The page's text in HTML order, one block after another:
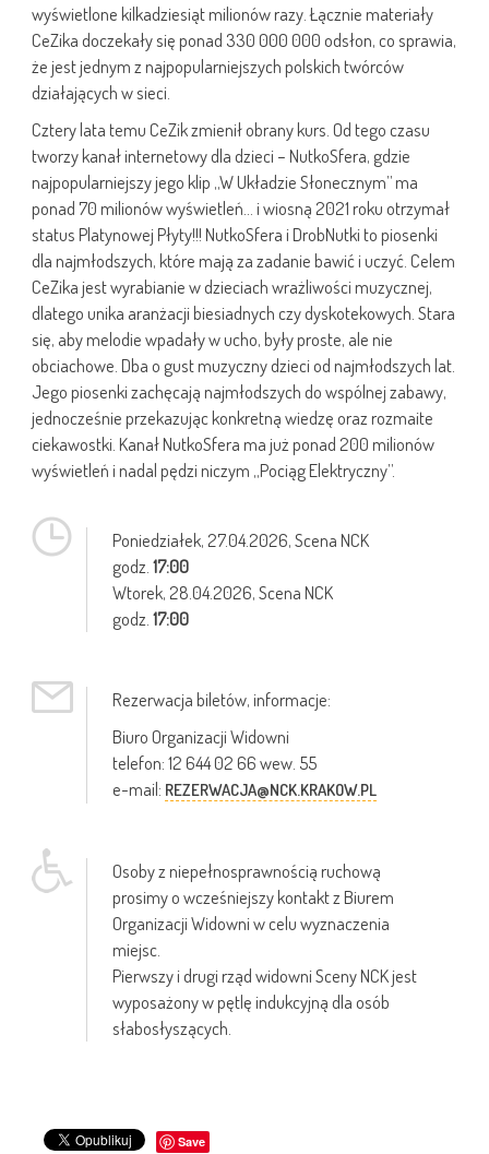
wyświetlone kilkadziesiąt milionów razy. Łącznie materiały
CeZika doczekały się ponad 330 000 000 odsłon, co sprawia,
że jest jednym z najpopularniejszych polskich twórców
działających w sieci.
Cztery lata temu CeZik zmienił obrany kurs. Od tego czasu
tworzy kanał internetowy dla dzieci – NutkoSfera, gdzie
najpopularniejszy jego klip „W Układzie Słonecznym” ma
ponad 70 milionów wyświetleń… i wiosną 2021 roku otrzymał
status Platynowej Płyty!!! NutkoSfera i DrobNutki to piosenki
dla najmłodszych, które mają za zadanie bawić i uczyć. Celem
CeZika jest wyrabianie w dzieciach wrażliwości muzycznej,
dlatego unika aranżacji biesiadnych czy dyskotekowych. Stara
się, aby melodie wpadały w ucho, były proste, ale nie
obciachowe. Dba o gust muzyczny dzieci od najmłodszych lat.
Jego piosenki zachęcają najmłodszych do wspólnej zabawy,
jednocześnie przekazując konkretną wiedzę oraz rozmaite
ciekawostki. Kanał NutkoSfera ma już ponad 200 milionów
wyświetleń i nadal pędzi niczym „Pociąg Elektryczny”.
Poniedziałek,27.04.2026, Scena NCK
godz. 17:00
Wtorek,28.04.2026, Scena NCK
godz. 17:00
Rezerwacja biletów, informacje:
Biuro Organizacji Widowni
telefon: 12 644 02 66 wew. 55
e-mail: REZERWACJA@NCK.KRAKOW.PL
Osoby z niepełnosprawnością ruchową
prosimy o wcześniejszy kontakt z Biurem
Organizacji Widowni w celu wyznaczenia
miejsc.
Pierwszy i drugi rząd widowni Sceny NCK jest
wyposażony w pętlę indukcyjną dla osób
słabosłyszących.
Save